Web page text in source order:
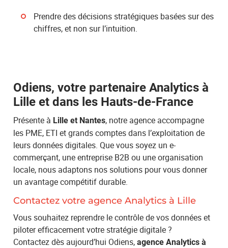
Prendre des décisions stratégiques basées sur des
chiffres, et non sur l’intuition.
Odiens, votre partenaire Analytics à
Lille et dans les Hauts-de-France
Présente à Lille et Nantes, notre agence accompagne
les PME, ETI et grands comptes dans l’exploitation de
leurs données digitales. Que vous soyez un e-
commerçant, une entreprise B2B ou une organisation
locale, nous adaptons nos solutions pour vous donner
un avantage compétitif durable.
Contactez votre agence Analytics à Lille
Vous souhaitez reprendre le contrôle de vos données et
piloter efficacement votre stratégie digitale ?
Contactez dès aujourd’hui Odiens,agence Analytics à